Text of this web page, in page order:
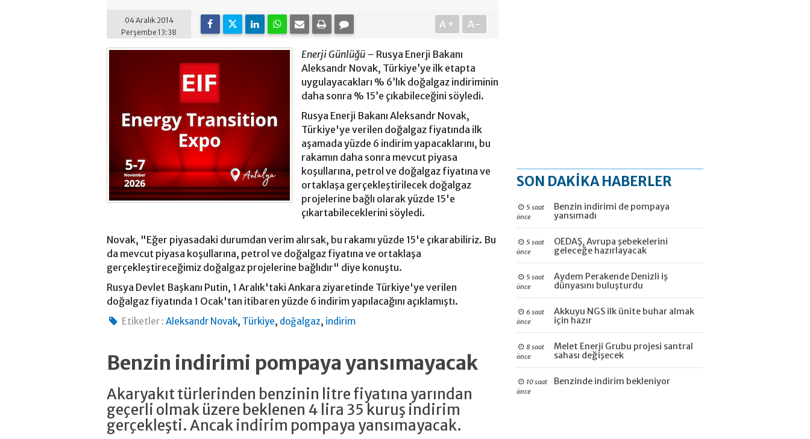
04 Aralık 2014
Perşembe 13:38
A+ A-
Enerji Günlüğü – Rusya Enerji Bakanı
Aleksandr Novak, Türkiye’ye ilk etapta
uygulayacakları % 6’lık doğalgaz indiriminin
daha sonra % 15’e çıkabileceğini söyledi.
Rusya Enerji Bakanı Aleksandr Novak,
Türkiye'ye verilen doğalgaz fiyatında ilk
aşamada yüzde 6 indirim yapacaklarını, bu
rakamın daha sonra mevcut piyasa
koşullarına, petrol ve doğalgaz fiyatına ve
ortaklaşa gerçekleştirilecek doğalgaz
projelerine bağlı olarak yüzde 15'e
çıkartabileceklerini söyledi.
Novak, "Eğer piyasadaki durumdan verim alırsak, bu rakamı yüzde 15'e çıkarabiliriz. Bu
da mevcut piyasa koşullarına, petrol ve doğalgaz fiyatına ve ortaklaşa
gerçekleştireceğimiz doğalgaz projelerine bağlıdır" diye konuştu.
Rusya Devlet Başkanı Putin, 1 Aralık'taki Ankara ziyaretinde Türkiye'ye verilen
doğalgaz fiyatında 1 Ocak'tan itibaren yüzde 6 indirim yapılacağını açıklamıştı.
Etiketler : Aleksandr Novak, Türkiye, doğalgaz, indirim
Benzin indirimi pompaya yansımayacak
Akaryakıt türlerinden benzinin litre fiyatına yarından
geçerli olmak üzere beklenen 4 lira 35 kuruş indirim
gerçekleşti. Ancak indirim pompaya yansımayacak.
SON DAKİKA HABERLER
5 saat
önce
Benzin indirimi de pompaya
yansımadı
5 saat
önce
OEDAŞ, Avrupa şebekelerini
geleceğe hazırlayacak
5 saat
önce
Aydem Perakende Denizli iş
dünyasını buluşturdu
6 saat
önce
Akkuyu NGS ilk ünite buhar almak
için hazır
8 saat
önce
Melet Enerji Grubu projesi santral
sahası değişecek
10 saat
önce
Benzinde indirim bekleniyor